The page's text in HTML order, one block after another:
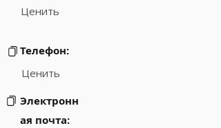
Ценить
Телефон:
Ценить
Электронн
ая почта: